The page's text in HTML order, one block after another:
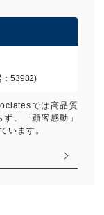
：53982)
では高品質
、「顧客感動」
います。